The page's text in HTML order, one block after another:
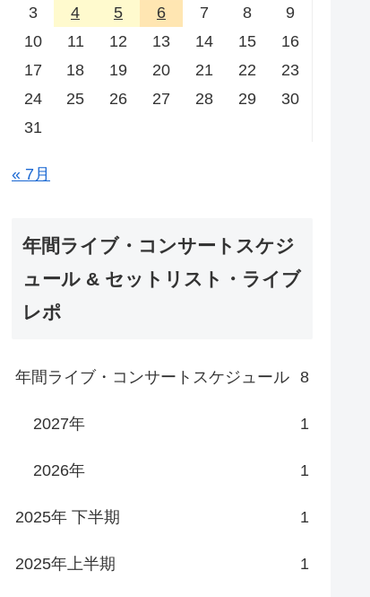
3
4 5 6 7 8
9
10
11 12 13 14 15
16
17
18 19 20 21 22
23
24
25 26 27 28 29
30
31
« 7月
年間ライブ・コンサートスケジ
ュール & セットリスト・ライブ
レポ
年間ライブ・コンサートスケジュール 8
2027年 1
2026年 1
2025年 下半期 1
2025年上半期 1